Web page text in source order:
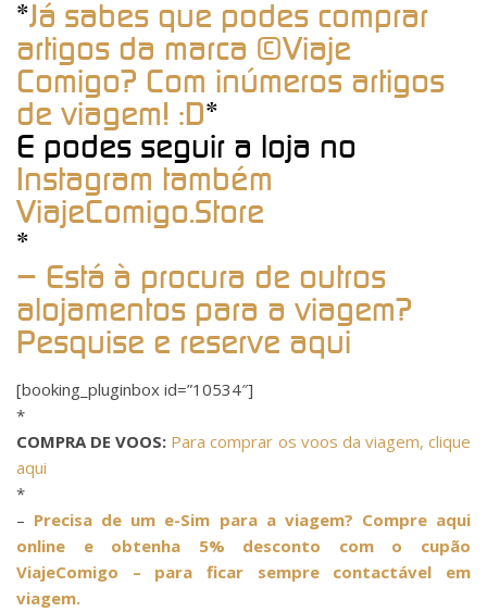
*Já sabes que podes comprar
artigos da marca ©Viaje
Comigo? Com inúmeros artigos
de viagem! :D*
E podes seguir a loja no
Instagram também
ViajeComigo.Store
*
– Está à procura de outros
alojamentos para a viagem?
Pesquise e reserve aqui
[booking_pluginbox id=”10534″]
*
COMPRA DE VOOS: Para comprar os voos da viagem, clique
aqui
*
– Precisa de um e-Sim para a viagem? Compre aqui
online e obtenha 5% desconto com o cupão
ViajeComigo – para ficar sempre contactável em
viagem.